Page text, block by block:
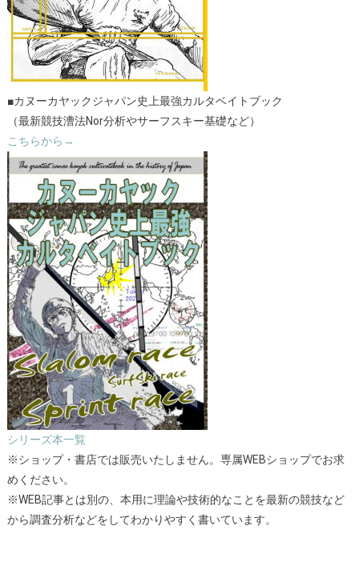
■カヌーカヤックジャパン史上最強カルタベイトブック
（最新競技漕法Nor分析やサーフスキー基礎など）
こちらから→
シリーズ本一覧
※ショップ・書店では販売いたしません。専属WEBショップでお求
めください。
※WEB記事とは別の、本用に理論や技術的なことを最新の競技など
から調査分析などをしてわかりやすく書いています。